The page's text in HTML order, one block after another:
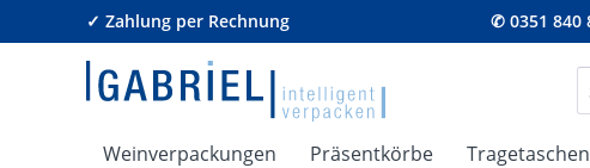
✓ Zahlung per Rechnung ✆ 0351 840
Weinverpackungen Präsentkörbe Tragetaschen